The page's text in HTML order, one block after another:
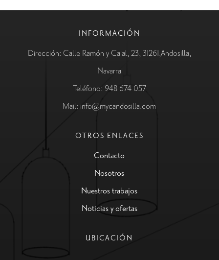
INFORMACIÓN
Dirección: Calle Ramón y Cajal, 23, 31261,Andosilla,
Navarra
Teléfono: 948 674 057
Mail: info@mycandosilla.com
OTROS ENLACES
Contacto
Nosotros
Nuestros trabajos
Noticias y ofertas
UBICACIÓN